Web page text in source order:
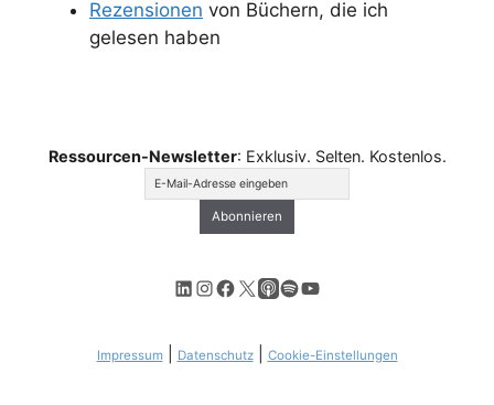
Rezensionen von Büchern, die ich
gelesen haben
Ressourcen-Newsletter: Exklusiv. Selten. Kostenlos.
LinkedIn
Instagram
Facebook
X Apple Podcasts
Spotify
YouTube
Impressum| Datenschutz| Cookie-Einstellungen